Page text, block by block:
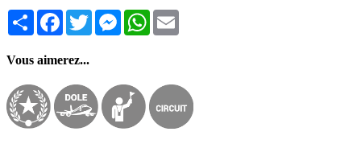
PartagerFacebook
TwitterMessengerWhatsApp
Vous aimerez...